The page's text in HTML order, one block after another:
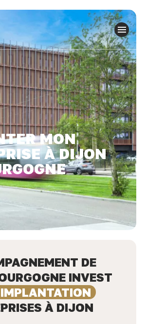
MON
À DIJON
DE
INVEST
À DIJON